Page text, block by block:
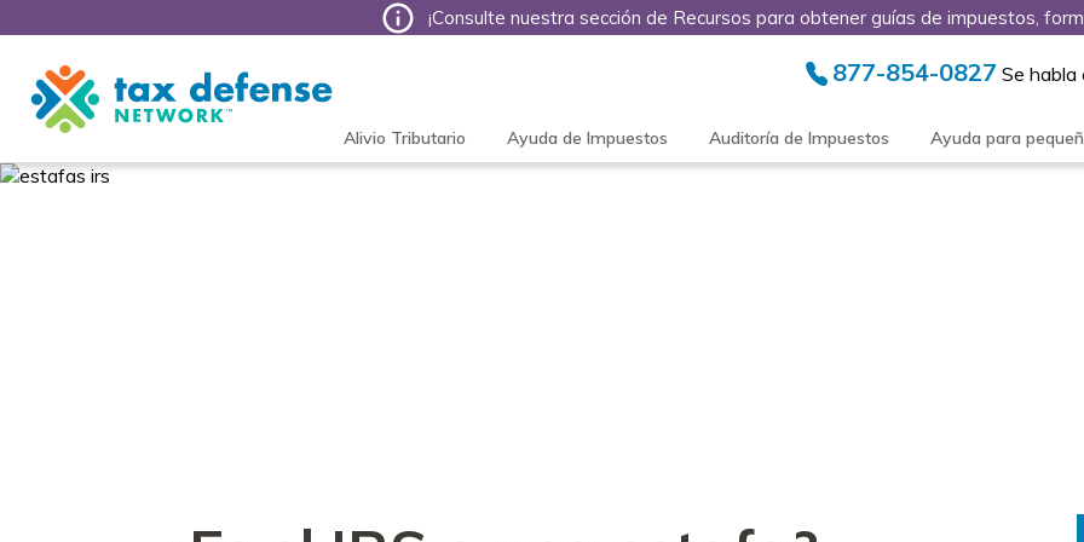
¡Consulte nuestra sección de Recursos para obtener guías de impuestos,
Tax
Defense
Network
877-854-0827 Se habla
Alivio Tributario Ayuda de Impuestos Auditoría de Impuestos Ayuda para